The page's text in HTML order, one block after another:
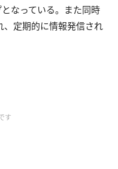
なっている。また同時
定期的に情報発信され
す